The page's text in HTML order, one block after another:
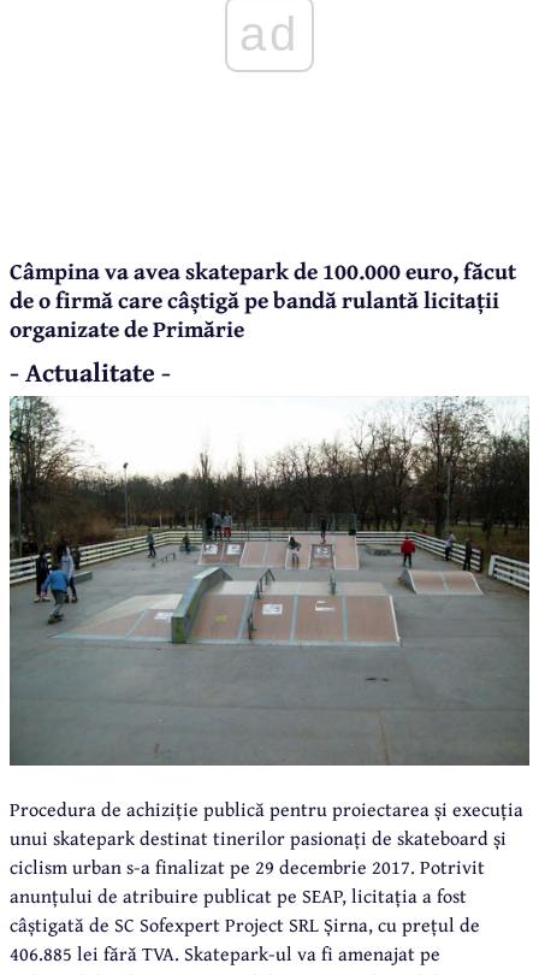
ad
Câmpina va avea skatepark de 100.000 euro, făcut
de o firmă care câștigă pe bandă rulantă licitații
organizate de Primărie
- Actualitate -
Procedura de achiziție publică pentru proiectarea și execuția
unui skatepark destinat tinerilor pasionați de skateboard și
ciclism urban s-a finalizat pe 29 decembrie 2017. Potrivit
anunțului de atribuire publicat pe SEAP, licitația a fost
câștigată de SC Sofexpert Project SRL Șirna, cu prețul de
406.885 lei fără TVA. Skatepark-ul va fi amenajat pe